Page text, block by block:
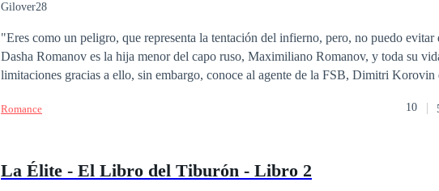
Gilover28
"Eres como un peligro, que representa la tentación del infierno, pero, no puedo evitar
Dasha Romanov es la hija menor del capo ruso, Maximiliano Romanov, y toda su
limitaciones gracias a ello, sin embargo, conoce al agente de la FSB, Dimitri Korovin
deseo de tenerse mutuamente, pero, ella deberá confesarle que ella es la hija del capo
es amor o deseo? ¿Y será capaz de soportar las adversidades?
Romance 10
La Élite - El Libro del Tiburón - Libro 2